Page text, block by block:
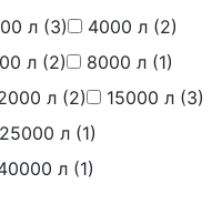
л (3) 4000 л (2)
л (2) 8000 л (1)
л (2) 15000 л (3)
25000 л (1)
л (1)